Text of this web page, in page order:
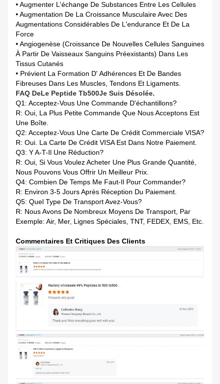
• Augmenter L'échange De Substances Entre Les Cellules
• Augmentation De La Croissance Musculaire Avec Des
Augmentations Considérables De L'endurance Et De La
Force
• Angiogenèse (croissance De Nouvelles Cellules Sanguines
À Partir De Vaisseaux Sanguins Préexistants) Dans Les
Tissus Cutanés
• Prévient La Formation D' Adhérences Et De Bandes
Fibreuses Dans Les Muscles, Tendons Et Ligaments.
FAQ DeLe Peptide Tb500Je Suis Désolée.
Q1: Acceptez-Vous Une Commande D'échantillons?
R: Oui, La Plus Petite Commande Que Nous Acceptons Est
Une Boîte.
Q2: Acceptez-Vous Une Carte De Crédit Commerciale VISA?
R: Oui. La Carte De Crédit VISA Est Dans Notre Paiement.
Q3: Y A-T-Il Une Réduction?
R: Oui, Si Vous Voulez Acheter Une Plus Grande Quantité,
Nous Pouvons Vous Offrir Un Meilleur Prix.
Q4: Combien De Temps Me Faut-Il Pour Commander?
R: Environ 3-5 Jours Après Réception Du Paiement.
Q5: Quel Type De Transport Avez-Vous?
R: Nous Avons De Nombreux Moyens De Transport, Par
Exemple: Air, Mer, Lignes Spéciales, TNT, FEDEX, EMS, Etc.
Commentaires Et Critiques Des Clients